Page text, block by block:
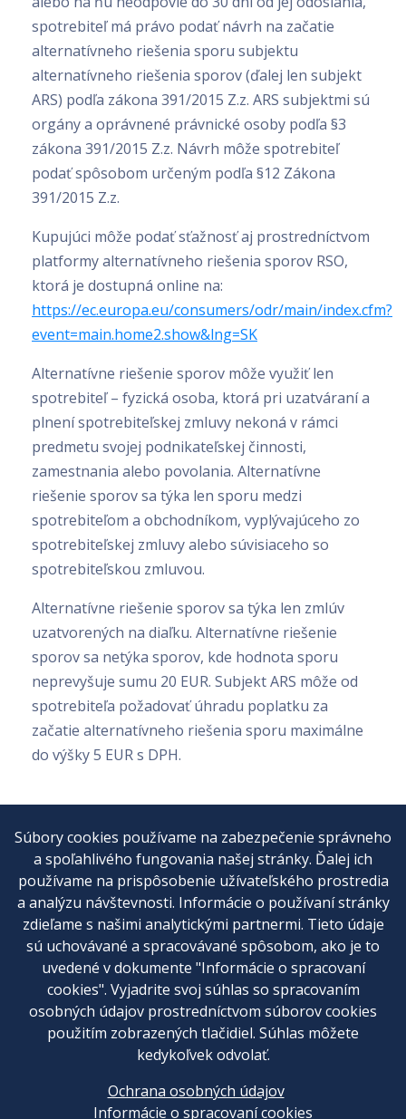
spotrebiteľ má právo podať návrh na začatie
alternatívneho riešenia sporu subjektu
alternatívneho riešenia sporov (ďalej len subjekt
ARS) podľa zákona 391/2015 Z.z. ARS subjektmi sú
orgány a oprávnené právnické osoby podľa §3
zákona 391/2015 Z.z. Návrh môže spotrebiteľ
podať spôsobom určeným podľa §12 Zákona
391/2015 Z.z.
Kupujúci môže podať sťažnosť aj prostredníctvom
platformy alternatívneho riešenia sporov RSO,
ktorá je dostupná online na:
https://ec.europa.eu/consumers/odr/main/index.cfm?
event=main.home2.show&lng=SK
Alternatívne riešenie sporov môže využiť len
spotrebiteľ – fyzická osoba, ktorá pri uzatváraní a
plnení spotrebiteľskej zmluvy nekoná v rámci
predmetu svojej podnikateľskej činnosti,
zamestnania alebo povolania. Alternatívne
riešenie sporov sa týka len sporu medzi
spotrebiteľom a obchodníkom, vyplývajúceho zo
spotrebiteľskej zmluvy alebo súvisiaceho so
spotrebiteľskou zmluvou.
Alternatívne riešenie sporov sa týka len zmlúv
uzatvorených na diaľku. Alternatívne riešenie
sporov sa netýka sporov, kde hodnota sporu
neprevyšuje sumu 20 EUR. Subjekt ARS môže od
spotrebiteľa požadovať úhradu poplatku za
začatie alternatívneho riešenia sporu maximálne
do výšky 5 EUR s DPH.
Cenník
Kontakt
Všeobecné obchodné podmienky
Reklamačný poriadok
Ochrana osobných údajov
Súbory cookies používame na zabezpečenie správneho
a spoľahlivého fungovania našej stránky. Ďalej ich
používame na prispôsobenie užívateľského prostredia
a analýzu návštevnosti. Informácie o používaní stránky
zdieľame s našimi analytickými partnermi. Tieto údaje
sú uchovávané a spracovávané spôsobom, ako je to
uvedené v dokumente "Informácie o spracovaní
cookies". Vyjadrite svoj súhlas so spracovaním
osobných údajov prostredníctvom súborov cookies
použitím zobrazených tlačidiel. Súhlas môžete
kedykoľvek odvolať.
Ochrana osobných údajov
Informácie o spracovaní cookies